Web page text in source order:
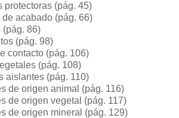
protectoras (pág. 45)
acabado (pág. 66)
(pág. 86)
(pág. 98)
contacto (pág. 106)
(pág. 108)
aislantes (pág. 110)
de origen animal (pág. 116)
de origen vegetal (pág. 117)
de origen mineral (pág. 129)